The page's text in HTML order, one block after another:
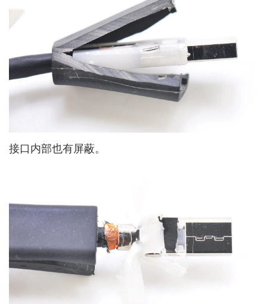
接口内部也有屏蔽。